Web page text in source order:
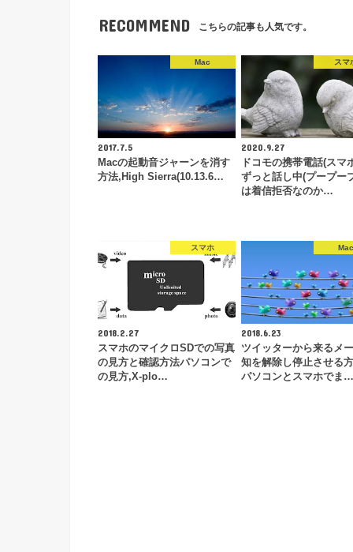
RECOMMEND こちらの記事も人気です。
Mac
2017.7.5
Macの起動音ジャーンを消す
方法,High Sierra(10.13.6…
スマ
2020.9.27
ドコモの携帯電話(スマ
ずっと話し中(プープー
は着信拒否なのか…
スマホ
2018.2.27
スマホのマイクロSDでの写真
の見方と確認方法パソコンで
の見方,X-plo…
2018.6.23
ツイッターから来るメ
知を解除し停止させる
パソコンとスマホでま…